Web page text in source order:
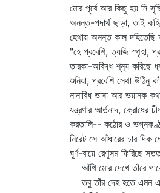
মোর পূর্বে আর কিছু হয় নি
অনন্ত-পদার্থ ছাড়া, তাই
হেথায় অনন্ত কাল দহিতেছি
"হে প্রবেশি, ত্যজি স্পৃহা,
তারকা-অবিদ্ধ শূন্য করিছে
শুনিয়া, প্রবেশি সেথা উঠিনু
নানাবিধ ভাষা আর ভয়ানক
যন্ত্রণার আর্তনাদ, ক্রোধের
করতালি-- কঠোর ও ভগ্নকণ্ঠ-
নিরেট সে আঁধারের চার দিক
ঘূর্ণ-বায়ে রেণুসম ফিরিছে
আঁখি মোর দেখে তাঁরে পারে নি
তবু তাঁর দেহ হতে এমন